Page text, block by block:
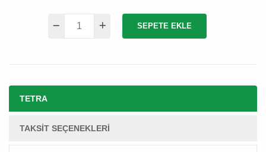
SEPETE EKLE
TETRA
TAKSIT SEÇENEKLERI